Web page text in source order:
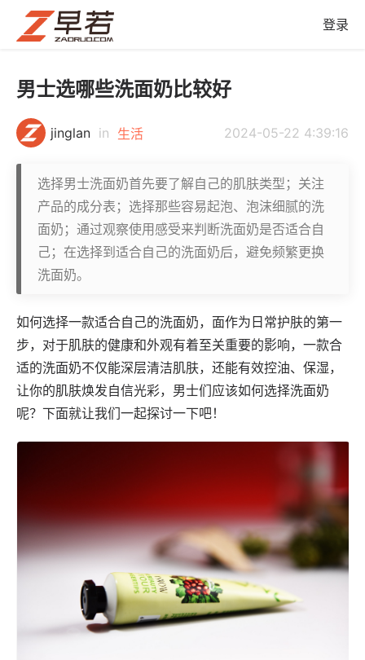
登录
男士选哪些洗面奶比较好
jinglan in 生活 2024-05-22 4:39:16
选择男士洗面奶首先要了解自己的肌肤类型；关注
产品的成分表；选择那些容易起泡、泡沫细腻的洗
面奶；通过观察使用感受来判断洗面奶是否适合自
己；在选择到适合自己的洗面奶后，避免频繁更换
洗面奶。
如何选择一款适合自己的洗面奶，面作为日常护肤的第一
步，对于肌肤的健康和外观有着至关重要的影响，一款合
适的洗面奶不仅能深层清洁肌肤，还能有效控油、保湿，
让你的肌肤焕发自信光彩，男士们应该如何选择洗面奶
呢？下面就让我们一起探讨一下吧！